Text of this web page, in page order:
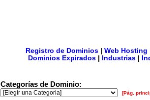
Registro de Dominios| Web Hosting
Dominios Expirados
Industrias
Categorías de Dominio:
[Pág.